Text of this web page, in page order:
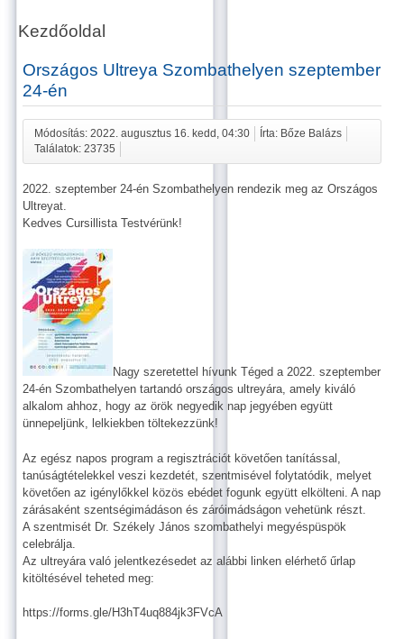
Kezdőoldal
Országos Ultreya Szombathelyen szeptember
24-én
Módosítás: 2022. augusztus 16. kedd, 04:30
Írta: Bőze Balázs
Találatok: 23735
2022. szeptember 24-én Szombathelyen rendezik meg az Országos
Ultreyat.
Kedves Cursillista Testvérünk!
Nagy szeretettel hívunk Téged a 2022. szeptember
24-én Szombathelyen tartandó országos ultreyára, amely kiváló
alkalom ahhoz, hogy az örök negyedik nap jegyében együtt
ünnepeljünk, lelkiekben töltekezzünk!
Az egész napos program a regisztrációt követően tanítással,
tanúságtételekkel veszi kezdetét, szentmisével folytatódik, melyet
követően az igénylőkkel közös ebédet fogunk együtt elkölteni. A nap
zárásaként szentségimádáson és záróimádságon vehetünk részt.
A szentmisét Dr. Székely János szombathelyi megyéspüspök
celebrálja.
Az ultreyára való jelentkezésedet az alábbi linken elérhető űrlap
kitöltésével teheted meg:
https://forms.gle/H3hT4uq884jk3FVcA